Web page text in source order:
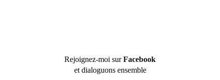
Rejoignez-moi surFacebook
et dialoguons ensemble